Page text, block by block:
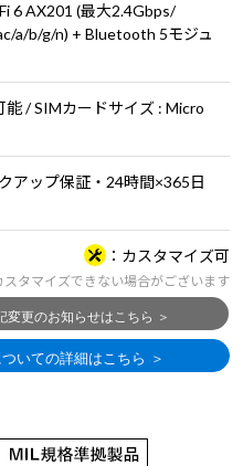
6 AX201 (最大2.4Gbps/
a/b/g/n) + Bluetooth 5モジュ
/ SIMカードサイズ : Micro
アップ保証・24時間×365日
カスタマイズ可
タマイズできない場合がございます